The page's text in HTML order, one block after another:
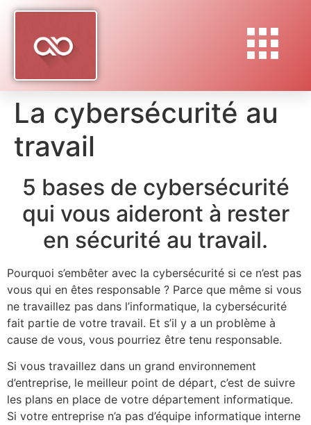
La cybersécurité au
travail
5 bases de cybersécurité
qui vous aideront à rester
en sécurité au travail.
Pourquoi s’embêter avec la cybersécurité si ce n’est pas
vous qui en êtes responsable ? Parce que même si vous
ne travaillez pas dans l’informatique, la cybersécurité
fait partie de votre travail. Et s’il y a un problème à
cause de vous, vous pourriez être tenu responsable.
Si vous travaillez dans un grand environnement
d’entreprise, le meilleur point de départ, c’est de suivre
les plans en place de votre département informatique.
Si votre entreprise n’a pas d’équipe informatique interne